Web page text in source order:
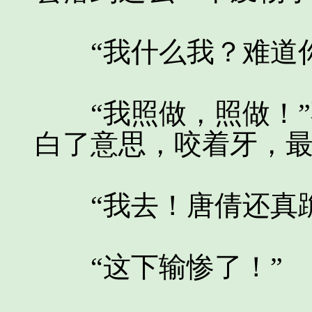
“我什么我？难道
“我照做，照做！”
白了意思，咬着牙，
“我去！唐倩还真
“这下输惨了！”